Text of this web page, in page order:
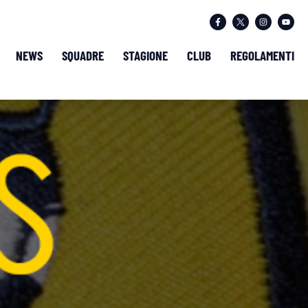
NEWS SQUADRE STAGIONE CLUB REGOLAMENTI